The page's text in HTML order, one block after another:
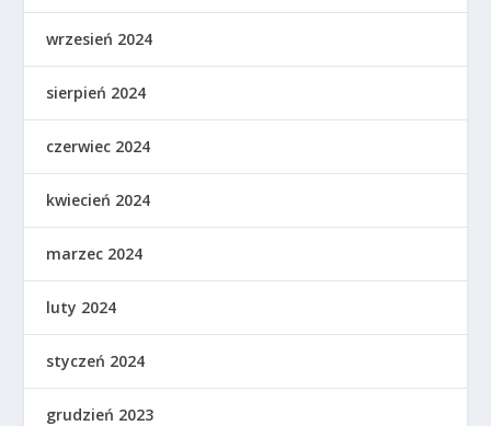
wrzesień 2024
sierpień 2024
czerwiec 2024
kwiecień 2024
marzec 2024
luty 2024
styczeń 2024
grudzień 2023